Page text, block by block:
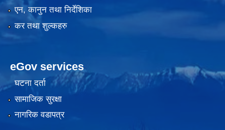
एन, कानुन तथा निर्देशिका
कर तथा शुल्कहरु
eGov services
घटना दर्ता
सामाजिक सुरक्षा
नागरिक वडापत्र